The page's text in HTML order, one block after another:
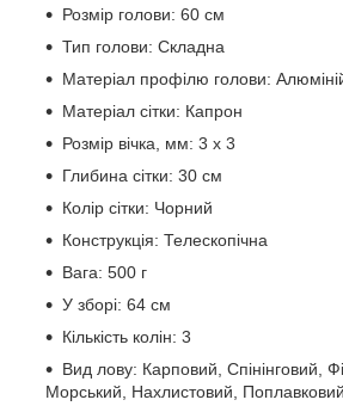
Розмір голови: 60 см
Тип голови: Складна
Матеріал профілю голови:
Матеріал сітки: Капрон
Розмір вічка, мм: 3 х 3
Глибина сітки: 30 см
Колір сітки: Чорний
Конструкція: Телескопічна
Вага: 500 г
У зборі: 64 см
Кількість колін: 3
Вид лову: Карповий, Спінінговий,
Морський, Нахлистовий, Поплавковий